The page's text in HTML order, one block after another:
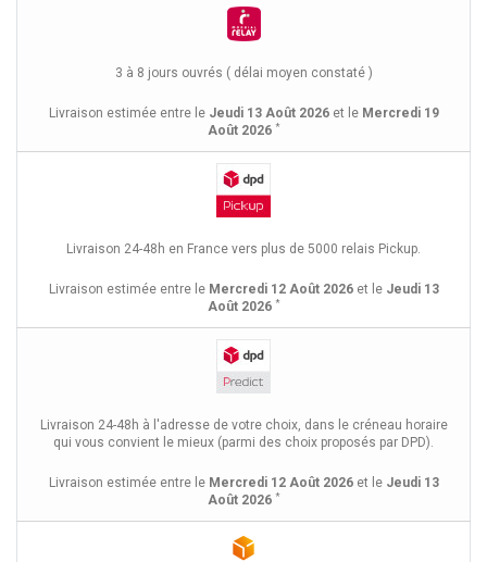
3 à 8 jours ouvrés ( délai moyen constaté )
Livraison estimée entre le Jeudi 13 Août 2026et le Mercredi 19
Août 2026 *
Livraison 24-48h en France vers plus de 5000 relais Pickup.
Livraison estimée entre le Mercredi 12 Août 2026et le Jeudi 13
Août 2026 *
Livraison 24-48h à l'adresse de votre choix, dans le créneau horaire
qui vous convient le mieux (parmi des choix proposés par DPD).
Livraison estimée entre le Mercredi 12 Août 2026et le Jeudi 13
Août 2026 *